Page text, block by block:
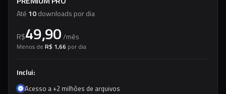
Até 10downloads por dia
R$49,90 /mês
Menos de R$ 1,66 por dia
Inclui:
Acesso a +2 milhões de arquivos